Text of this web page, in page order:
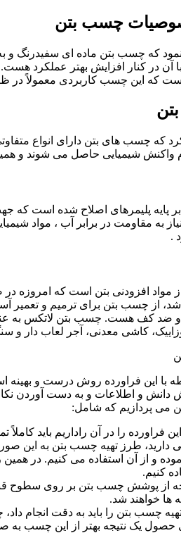
چسب بتن
که چسب بتن ماده ای سفیدرنگ و به
آن در کنار افزایش بهتر عملکرد
کاربردی معمولاً در ظرف های پلاستیکى ۴ و ۲۰
که چسب های بتن دارای انواع
واکنش شیمیایی حاصل می
پایه پلیمرهای اصلاح شده است
به مقاومت در برابر آب ، مواد
.
مواد افزودنی بتن است که امروزه
شد، از چسب بتن برای ترمیم و
و ضد کف هست. چسب بتن لاتکس به
کاشی معدنی، آجر لعاب دار و
با این فراورده روش درست و بهینه
دانش و اطلاعات و به دست آوردن
می پردازیم که شامل:
فراورده را در آن راداریم باید
دارید، طرز تهیه چسب بتن به این
و از آن استفاده می کنیم. در
کنیم.
از پوشش چسب بتن بر روی سطوح
خواهند شد.
چسب بتن را باید به دقت انجام
حصول یک نتیجه بهتر از این چسب به